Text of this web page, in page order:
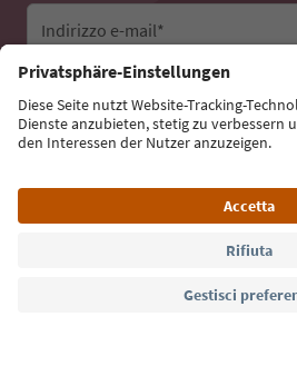
Indirizzo e-mail*
Iscriviti alla